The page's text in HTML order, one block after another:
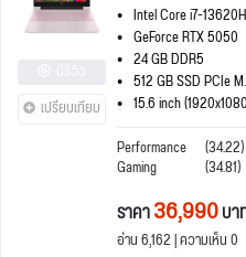
เปรียบเทียบ
Intel Core i7-13620H
GeForce RTX 5050
24 GB DDR5
512 GB SSD PCIe
15.6 inch
Performance
(34.22)
Gaming (34.81)
ราคา36,990บ
อ่าน 6,162 | ความเห็น 0